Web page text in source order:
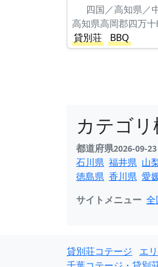
四国／高知県／
高知県高岡郡四万
貸別荘
BBQ
カテゴ
都道府県2026-09-23
石川県 福井県 山
徳島県 香川県 愛
サイトメニュー 全
貸別荘コテージ エ